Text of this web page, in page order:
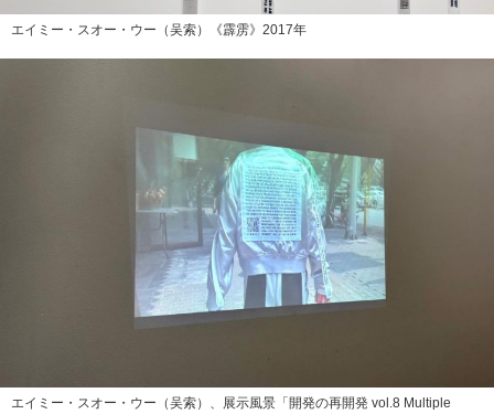
エイミー・スオー・ウー（吴索）《霹雳》2017年
エイミー・スオー・ウー（吴索）、展示風景「開発の再開発 vol.8 Multiple